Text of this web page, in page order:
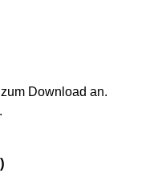
Download an.